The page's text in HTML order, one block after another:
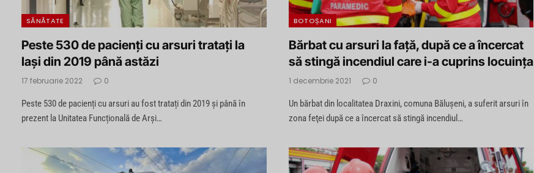
SĂNĂTATE
Peste 530 de pacienți cu arsuri tratați la
Iași din 2019 până astăzi
17 februarie 2022 0
Peste 530 de pacienți cu arsuri au fost tratați din 2019 și până în
prezent la Unitatea Funcțională de Arși…
BOTOȘANI
Bărbat cu arsuri la faţă, după ce a încercat
să stingă incendiul care i-a cuprins locuinţa
1 decembrie 2021 0
Un bărbat din localitatea Draxini, comuna Băluşeni, a suferit arsuri în
zona feţei după ce a încercat să stingă incendiul…